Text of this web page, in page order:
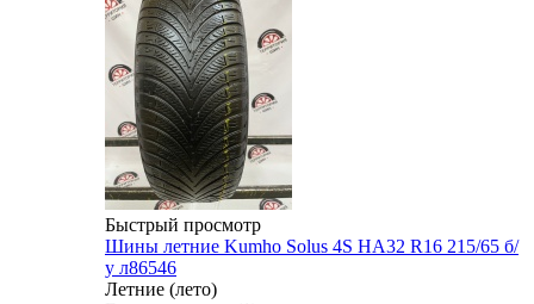
Быстрый просмотр
Шины летние Kumho Solus 4S HA32 R16 215/65 б/
у л86546
Летние (лето)